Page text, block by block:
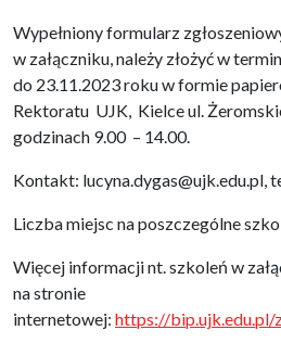
Wypełniony formularz
w załączniku, należy złożyć w
do 23.11.2023 roku w formie
Rektoratu UJK, Kielce ul.
godzinach 9.00 – 14.00.
Kontakt: lucyna.dygas@ujk.edu.pl,
Liczba miejsc na poszczególne
Więcej informacji nt. szkoleń w
na stronie
internetowej: https://bip.ujk.edu.pl/